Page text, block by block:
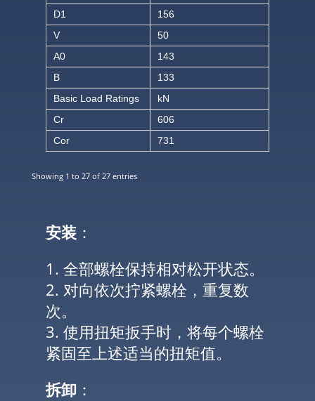
D1
156
V
50
A0
143
B
133
Basic Load Ratings
kN
Cr
606
Cor
731
Showing 1 to 27 of 27 entries
安装：
1. 全部螺栓保持相对松开状态。
2. 对向依次拧紧螺栓，重复数
次。
3. 使用扭矩扳手时，将每个螺栓
紧固至上述适当的扭矩值。
拆卸：